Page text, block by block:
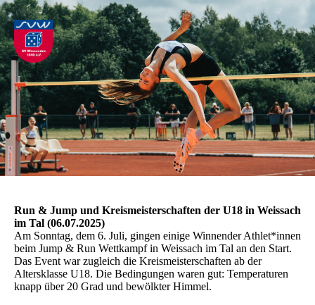
Run & Jump und Kreismeisterschaften der U18 in Weissach
im Tal (06.07.2025)
Am Sonntag, dem 6. Juli, gingen einige Winnender Athlet*innen
beim Jump & Run Wettkampf in Weissach im Tal an den Start.
Das Event war zugleich die Kreismeisterschaften ab der
Altersklasse U18. Die Bedingungen waren gut: Temperaturen
knapp über 20 Grad und bewölkter Himmel.